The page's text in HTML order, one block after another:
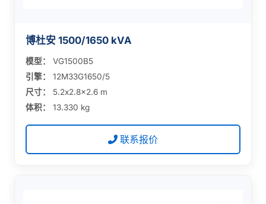
博杜安 1500/1650 kVA
模型：
VG1500B5
引擎：
12M33G1650/5
尺寸：
5.2x2.8x2.6 m
体积：
13.330 kg
联系报价